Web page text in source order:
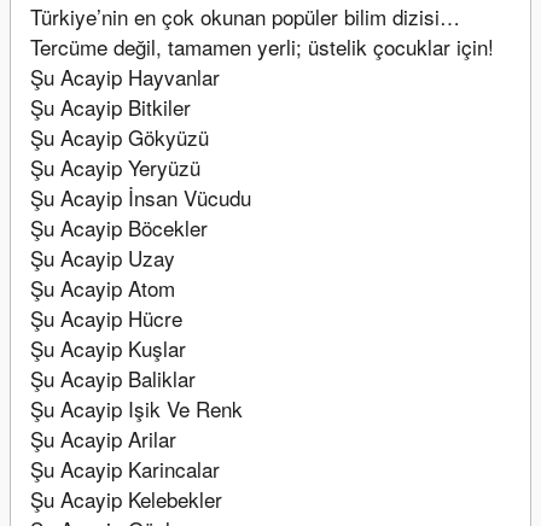
Türkiye’nin en çok okunan popüler bilim dizisi…
Tercüme değil, tamamen yerli; üstelik çocuklar için!
Şu Acayip Hayvanlar
Şu Acayip Bitkiler
Şu Acayip Gökyüzü
Şu Acayip Yeryüzü
Şu Acayip İnsan Vücudu
Şu Acayip Böcekler
Şu Acayip Uzay
Şu Acayip Atom
Şu Acayip Hücre
Şu Acayip Kuşlar
Şu Acayip Baliklar
Şu Acayip Işik Ve Renk
Şu Acayip Arilar
Şu Acayip Karincalar
Şu Acayip Kelebekler